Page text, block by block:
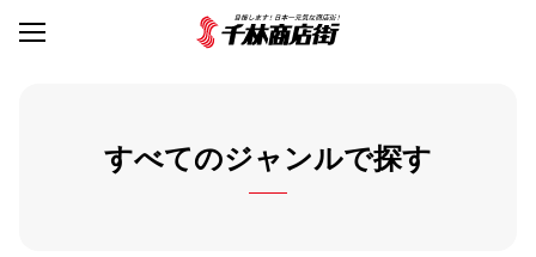
すべてのジャンルで探す